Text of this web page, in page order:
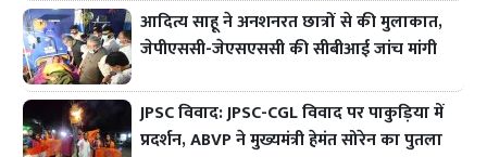
आदित्य साहू ने अनशनरत छात्रों से की मुलाकात,
जेपीएससी-जेएसएससी की सीबीआई जांच मांगी
JPSC विवाद: JPSC-CGL विवाद पर पाकुड़िया में
प्रदर्शन, ABVP ने मुख्यमंत्री हेमंत सोरेन का पुतला